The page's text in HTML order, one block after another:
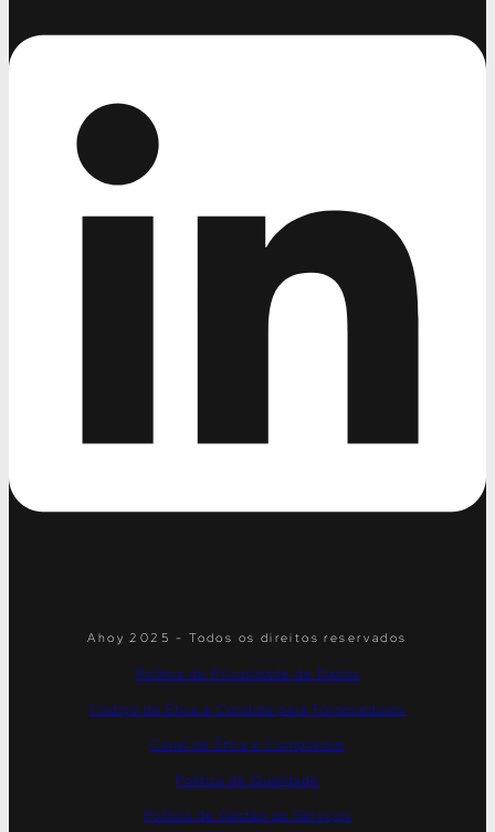
Ahoy 2025 - Todos os direitos reservados
Política de Privacidade de Dados
Código de Ética e Conduta para Fornecedores
Canal de Ética e Compliance
Política de Qualidade
Política de Gestão de Serviços